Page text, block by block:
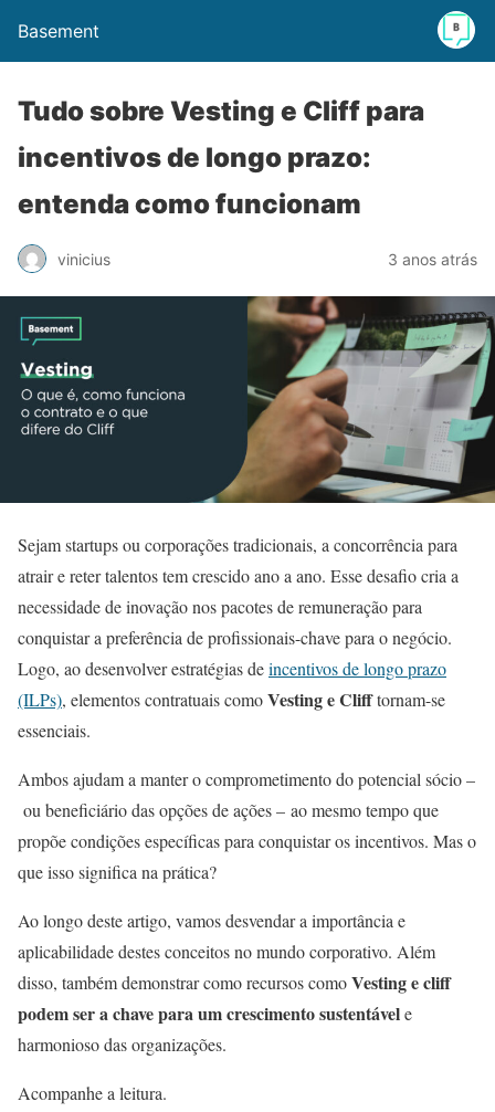
Basement
Tudo sobre Vesting e Cliff para
incentivos de longo prazo:
entenda como funcionam
vinicius 3 anos atrás
Sejam startups ou corporações tradicionais, a concorrência para
atrair e reter talentos tem crescido ano a ano. Esse desafio cria a
necessidade de inovação nos pacotes de remuneração para
conquistar a preferência de profissionais-chave para o negócio.
Logo, ao desenvolver estratégias deincentivos de longo prazo
(ILPs), elementos contratuais comoVesting e Clifftornam-se
essenciais.
Ambos ajudam a manter o comprometimento do potencial sócio –
ou beneficiário das opções de ações – ao mesmo tempo que
propõe condições específicas para conquistar os incentivos. Mas o
que isso significa na prática?
Ao longo deste artigo, vamos desvendar a importância e
aplicabilidade destes conceitos no mundo corporativo. Além
disso, também demonstrar como recursos comoVesting e cliff
podem ser a chave para um crescimento sustentávele
harmonioso das organizações.
Acompanhe a leitura.